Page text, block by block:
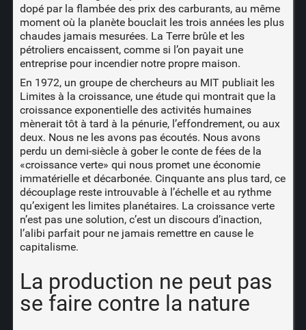
dopé par la flambée des prix des carburants, au même
moment où la planète bouclait les trois années les plus
chaudes jamais mesurées. La Terre brûle et les
pétroliers encaissent, comme si l’on payait une
entreprise pour incendier notre propre maison.
En 1972, un groupe de chercheurs au MIT publiait les
Limites à la croissance, une étude qui montrait que la
croissance exponentielle des activités humaines
mènerait tôt à tard à la pénurie, l’effondrement, ou aux
deux. Nous ne les avons pas écoutés. Nous avons
perdu un demi-siècle à gober le conte de fées de la
«croissance verte» qui nous promet une économie
immatérielle et décarbonée. Cinquante ans plus tard, ce
découplage reste introuvable à l’échelle et au rythme
qu’exigent les limites planétaires. La croissance verte
n’est pas une solution, c’est un discours d’inaction,
l’alibi parfait pour ne jamais remettre en cause le
capitalisme.
La production ne peut pas
se faire contre la nature